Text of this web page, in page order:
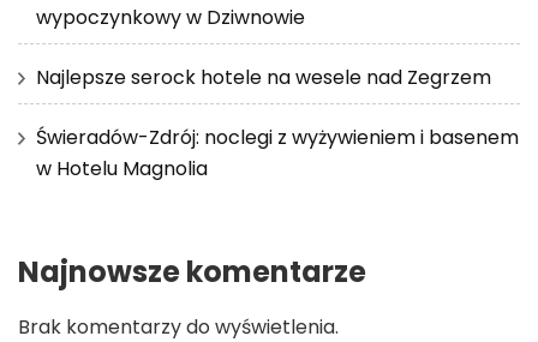
wypoczynkowy w Dziwnowie
Najlepsze serock hotele na wesele nad Zegrzem
Świeradów-Zdrój: noclegi z wyżywieniem i basenem
w Hotelu Magnolia
Najnowsze komentarze
Brak komentarzy do wyświetlenia.